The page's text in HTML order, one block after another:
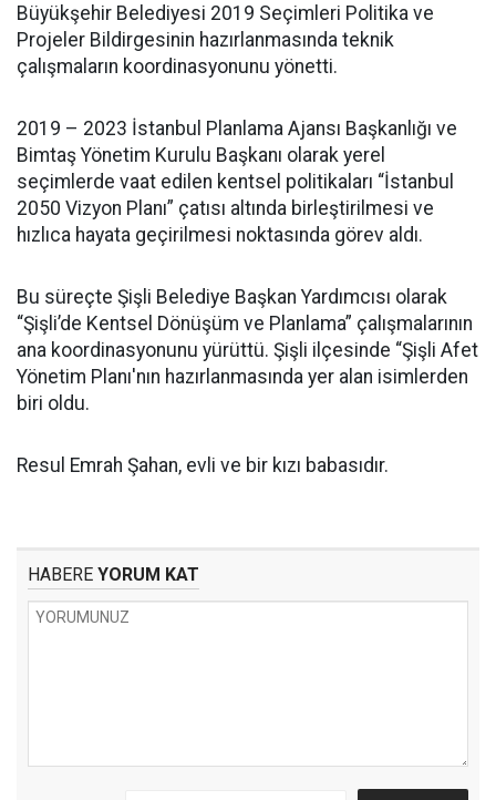
Büyükşehir Belediyesi 2019 Seçimleri Politika ve
Projeler Bildirgesinin hazırlanmasında teknik
çalışmaların koordinasyonunu yönetti.
2019 – 2023 İstanbul Planlama Ajansı Başkanlığı ve
Bimtaş Yönetim Kurulu Başkanı olarak yerel
seçimlerde vaat edilen kentsel politikaları “İstanbul
2050 Vizyon Planı” çatısı altında birleştirilmesi ve
hızlıca hayata geçirilmesi noktasında görev aldı.
Bu süreçte Şişli Belediye Başkan Yardımcısı olarak
“Şişli’de Kentsel Dönüşüm ve Planlama” çalışmalarının
ana koordinasyonunu yürüttü. Şişli ilçesinde “Şişli Afet
Yönetim Planı'nın hazırlanmasında yer alan isimlerden
biri oldu.
Resul Emrah Şahan, evli ve bir kızı babasıdır.
HABERE YORUM KAT